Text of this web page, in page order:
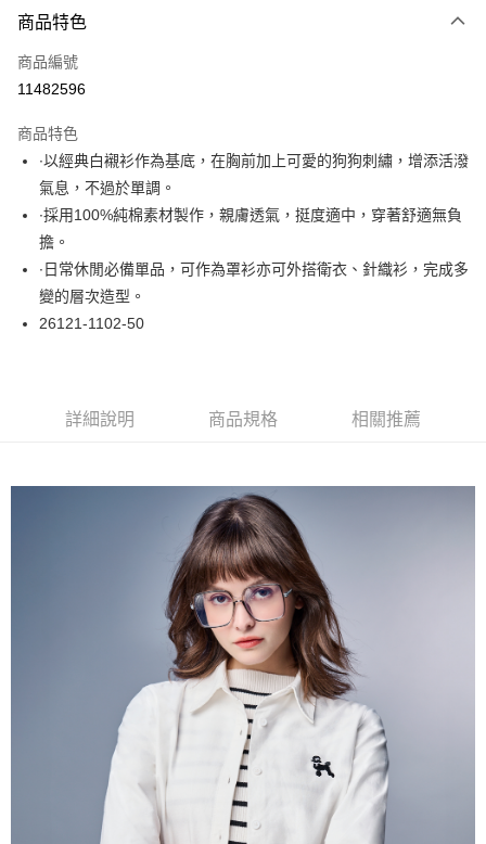
信用卡一次付款
超商取貨付款
Apple Pay
悠遊付
大哥付你分期
相關說明
【大哥付你分期使用說明】
1.本服務由台灣大哥大提供，台灣大哥大用戶可立即使用無須另外申請。
2.付款方式選擇「大哥付你分期」，訂單成立後會自動跳轉到大哥付的交易
消。如遇「轉專審核」未通過狀況，表示未達大哥付你分期系統評分，恕無
2.透過簡訊連結打開帳單後，可選擇「超商條碼／台灣大直營門市／銀行轉
帳／街口支付／iPASS MONEY」等通路繳費。
1.本服務係由「台灣大哥大股份有限公司」（以下簡稱本公司）所提供，讓
用戶於交易時，得透過本服務購買商品或服務，並由商店將買賣／分期付款
買賣價金債權讓與本公司後，依約使用本公司帳單繳交帳款。
2.基於同意付款使用「大哥付你分期」之契約關係目的，商店將以您的個人
資料（包含姓名、電話或地址）提供予台灣大哥大進項蒐集、處理及利用，
由本公司與您本人進行分期帳單所需資料之確認、核對及更正。
3.完整用戶服務條款，請詳閱以下連結：
https://oppay.tw/userRule
ATM付款
每筆NT$60，滿NT$1,000(含以上)免運費
每筆NT$60，滿NT$1,000(含以上)免運費
每筆NT$60，滿NT$1,000(含以上)免運費
每筆NT$60，滿NT$1,000(含以上)免運費
每筆NT$80，滿NT$1,000(含以上)免運費
商品特色
商品編號
11482596
商品特色
∙以經典白襯衫作為基底，在胸前加上可愛的狗狗刺繡，增添活潑
氣息，不過於單調。
∙採用100%純棉素材製作，親膚透氣，挺度適中，穿著舒適無負
擔。
∙日常休閒必備單品，可作為罩衫亦可外搭衛衣、針織衫，完成多
變的層次造型。
26121-1102-50
詳細說明 商品規格 相關推薦